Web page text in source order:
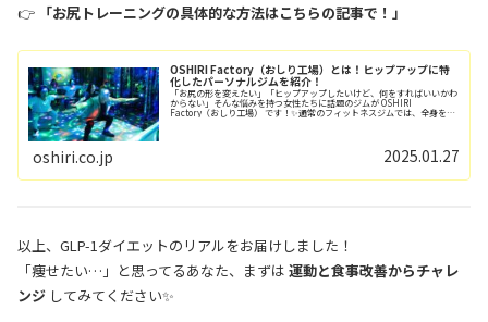
👉 「お尻トレーニングの具体的な方法はこちらの記事で！」
OSHIRI Factory（おしり工場）とは！ヒップアップに特
化したパーソナルジムを紹介！
「お尻の形を変えたい」「ヒップアップしたいけど、何をすればいいかわ
からない」そんな悩みを持つ女性たちに話題のジムが OSHIRI
Factory（おしり工場） です！✨通常のフィットネスジムでは、全身をバ
oshiri.co.jp 2025.01.27
以上、GLP-1ダイエットのリアルをお届けしました！
「痩せたい…」と思ってるあなた、まずは 運動と食事改善からチャレ
ンジ してみてください✨